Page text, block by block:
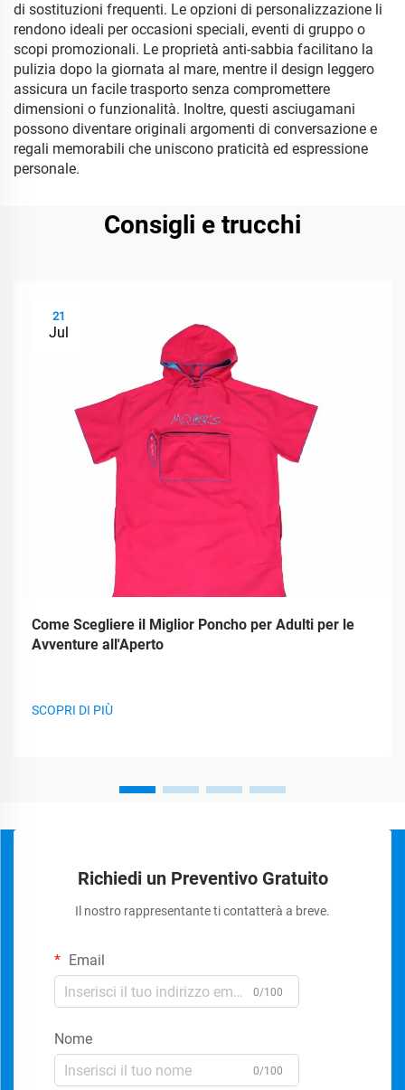
di sostituzioni frequenti. Le opzioni di personalizzazione li
rendono ideali per occasioni speciali, eventi di gruppo o
scopi promozionali. Le proprietà anti-sabbia facilitano la
pulizia dopo la giornata al mare, mentre il design leggero
assicura un facile trasporto senza compromettere
dimensioni o funzionalità. Inoltre, questi asciugamani
possono diventare originali argomenti di conversazione e
regali memorabili che uniscono praticità ed espressione
personale.
Consigli e trucchi
21
Jul
Come Scegliere il Miglior Poncho per Adulti per le
Avventure all'Aperto
SCOPRI DI PIÙ
Richiedi un Preventivo Gratuito
Il nostro rappresentante ti contatterà a breve.
Email
0/100
Nome
0/100